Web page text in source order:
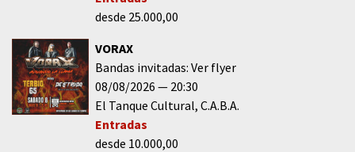
desde 25.000,00
VORAX
Bandas invitadas: Ver flyer
08/08/2026
20:30
El Tanque Cultural C.A.B.A.
Entradas
desde 10.000,00